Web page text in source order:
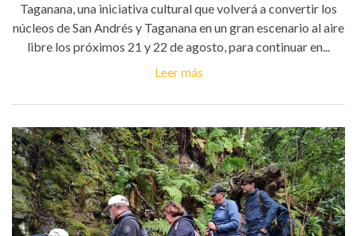
Taganana, una iniciativa cultural que volverá a convertir los
núcleos de San Andrés y Taganana en un gran escenario al aire
libre los próximos 21 y 22 de agosto, para continuar en...
Leer más